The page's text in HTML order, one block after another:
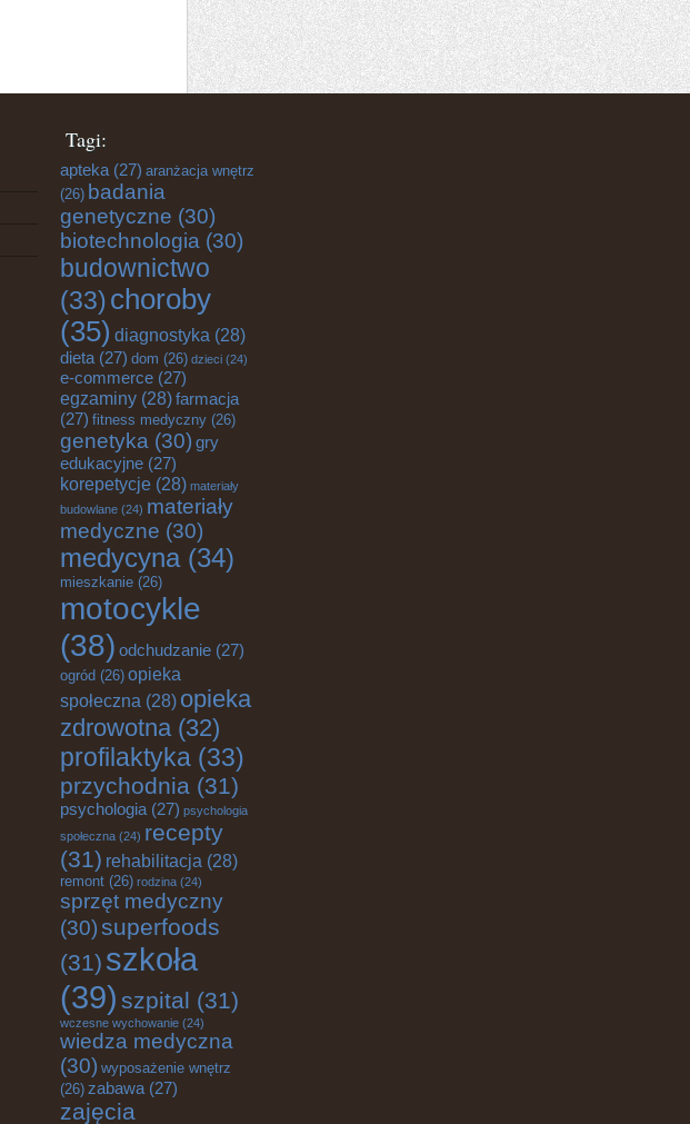
Tagi:
apteka (27) aranżacja wnętrz
(26) badania
genetyczne (30)
biotechnologia (30)
budownictwo
(33)choroby
(35) diagnostyka (28)
dieta (27) dom (26) dzieci (24)
e-commerce (27)
egzaminy (28)farmacja
(27) fitness medyczny (26)
genetyka (30) gry
edukacyjne (27)
korepetycje (28) materiały
budowlane (24) materiały
medyczne (30)
medycyna(34)
mieszkanie (26)
motocykle
(38) odchudzanie (27)
ogród (26) opieka
społeczna (28) opieka
zdrowotna(32)
profilaktyka (33)
przychodnia (31)
psychologia (27) psychologia
społeczna (24) recepty
(31) rehabilitacja (28)
remont (26) rodzina (24)
sprzęt medyczny
(30)superfoods
(31) szkoła
(39) szpital (31)
wczesne wychowanie (24)
wiedza medyczna
(30) wyposażenie wnętrz
(26) zabawa (27)
zajęcia